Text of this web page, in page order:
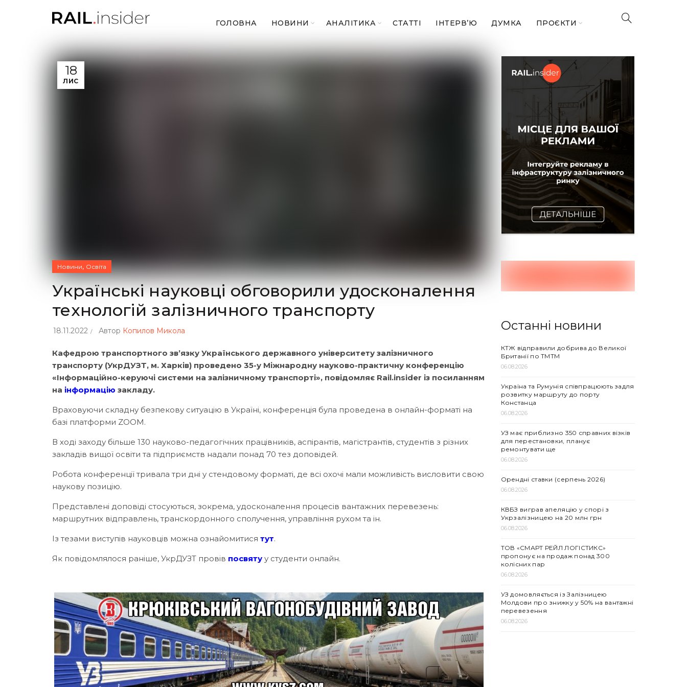
ГОЛОВНА НОВИНИ АНАЛІТИКА СТАТТІ ІНТЕРВ’Ю ДУМКА ПРОЄКТИ
18
ЛИС
Новини, Освіта
Українські науковці обговорили удосконалення
технологій залізничного транспорту
18.11.2022 Автор Копилов Микола
Кафедрою транспортного зв’язку Українського державного університету залізничного
транспорту (УкрДУЗТ, м. Харків) проведено 35-у Міжнародну науково-практичну конференцію
«Інформаційно-керуючі системи на залізничному транспорті», повідомляє Rail.insider із посиланням
на інформацію закладу.
Враховуючи складну безпекову ситуацію в Україні, конференція була проведена в онлайн-форматі на
базі платформи ZOOM.
В ході заходу більше 130 науково-педагогічних працівників, аспірантів, магістрантів, студентів з різних
закладів вищої освіти та підприємств надали понад 70 тез доповідей.
Робота конференції тривала три дні у стендовому форматі, де всі охочі мали можливість висловити свою
наукову позицію.
Представлені доповіді стосуються, зокрема, удосконалення процесів вантажних перевезень:
маршрутних відправлень, транскордонного сполучення, управління рухом та ін.
Із тезами виступів науковців можна ознайомитися тут.
Як повідомлялося раніше, УкрДУЗТ провів посвяту у студенти онлайн.
Останні новини
КТЖ відправили добрива до Великої
Британії по ТМТМ
06.08.2026
Україна та Румунія співпрацюють задля
розвитку маршруту до порту
Констанца
06.08.2026
УЗ має приблизно 350 справних візків
для перестановки, планує
ремонтувати ще
06.08.2026
Орендні ставки (серпень 2026)
06.08.2026
КВБЗ виграв апеляцію у спорі з
Укрзалізницею на 20 млн грн
06.08.2026
ТОВ «СМАРТ РЕЙЛ ЛОГІСТИКС»
пропонує на продаж понад 300
колісних пар
06.08.2026
УЗ домовляється із Залізницею
Молдови про знижку у 50% на вантажні
перевезення
06.08.2026